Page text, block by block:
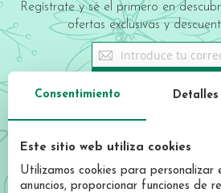
Consentimiento Detalles
Este sitio web utiliza cookies
Utilizamos cookies para personalizar
anuncios, proporcionar funciones de
Regístrate y sé el primero en
ofertas exclusivas y
Sign
Up
Our